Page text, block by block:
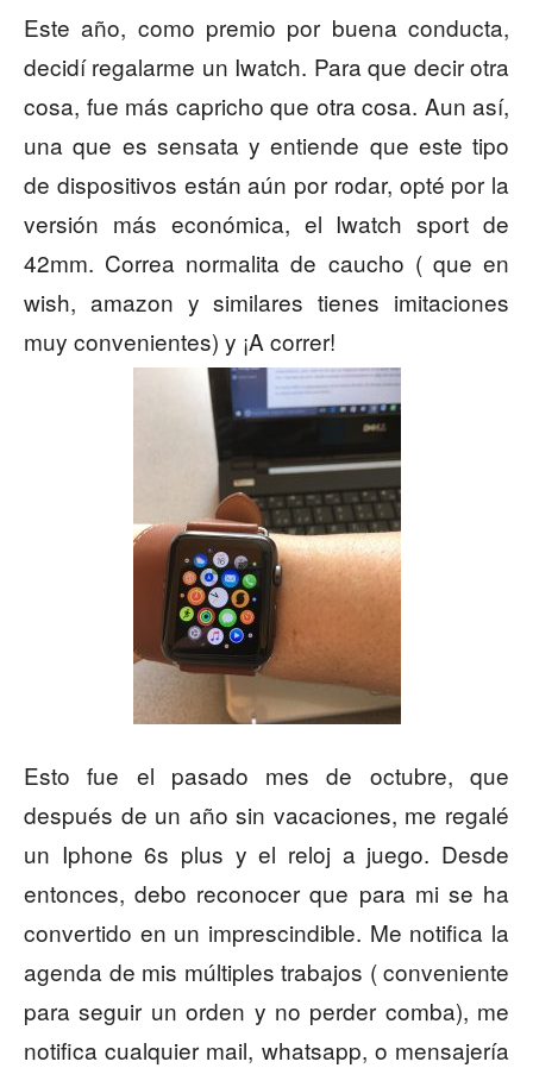
Este año, como premio por buena conducta,
decidí regalarme un Iwatch. Para que decir otra
cosa, fue más capricho que otra cosa. Aun así,
una que es sensata y entiende que este tipo
de dispositivos están aún por rodar, opté por la
versión más económica, el Iwatch sport de
42mm. Correa normalita de caucho ( que en
wish, amazon y similares tienes imitaciones
muy convenientes) y ¡A correr!
Esto fue el pasado mes de octubre, que
después de un año sin vacaciones, me regalé
un Iphone 6s plus y el reloj a juego. Desde
entonces, debo reconocer que para mi se ha
convertido en un imprescindible. Me notifica la
agenda de mis múltiples trabajos ( conveniente
para seguir un orden y no perder comba), me
notifica cualquier mail, whatsapp, o mensajería